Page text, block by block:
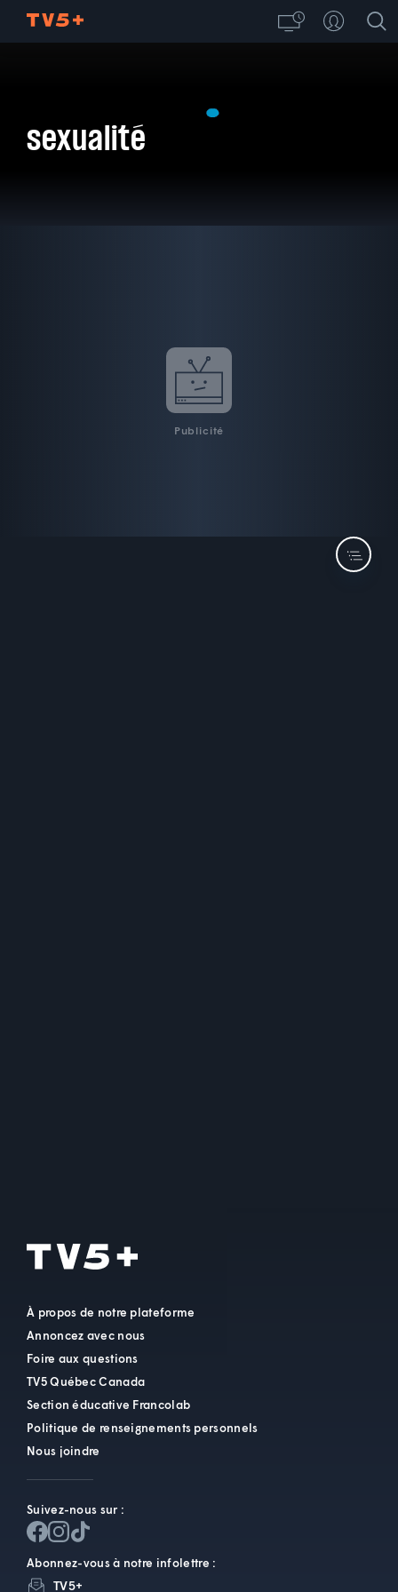
sexualité
Publicité
À propos de notre plateforme
Annoncez avec nous
Foire aux questions
TV5 Québec Canada
Section éducative Francolab
Politique de renseignements personnels
Nous joindre
Suivez-nous sur :
Abonnez-vous à notre infolettre :
TV5+